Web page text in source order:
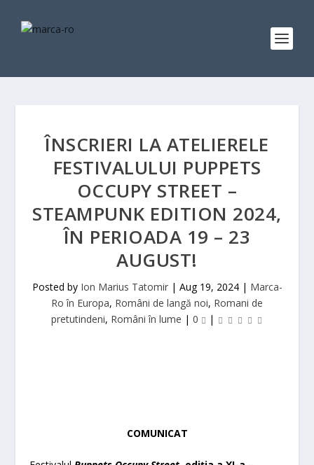
ÎNSCRIERI LA ATELIERELE
FESTIVALULUI PUPPETS
OCCUPY STREET –
STEAMPUNK EDITION 2024,
ÎN PERIOADA 19 – 23
AUGUST!
Posted by Ion Marius Tatomir| Aug 19, 2024| Marca-
Ro în Europa, Români de langă noi, Romani de
pretutindeni, Români în lume | 0 |
COMUNICAT